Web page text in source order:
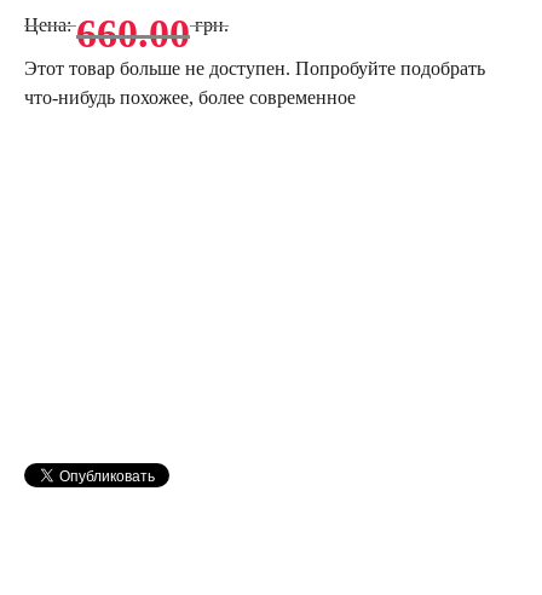
Цена: 660.00 грн.
Этот товар больше не доступен. Попробуйте подобрать
что-нибудь похожее, более современное